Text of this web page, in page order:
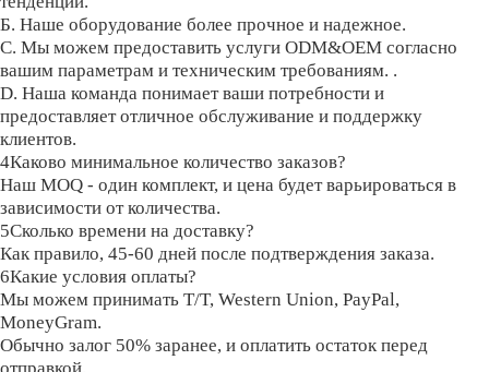
Б. Наше оборудование более прочное и надежное.
C. Мы можем предоставить услуги ODM&OEM согласно
вашим параметрам и техническим требованиям. .
D. Наша команда понимает ваши потребности и
предоставляет отличное обслуживание и поддержку
клиентов.
4Каково минимальное количество заказов?
Наш MOQ - один комплект, и цена будет варьироваться в
зависимости от количества.
5Сколько времени на доставку?
Как правило, 45-60 дней после подтверждения заказа.
6Какие условия оплаты?
Мы можем принимать T/T, Western Union, PayPal,
MoneyGram.
Обычно залог 50% заранее, и оплатить остаток перед